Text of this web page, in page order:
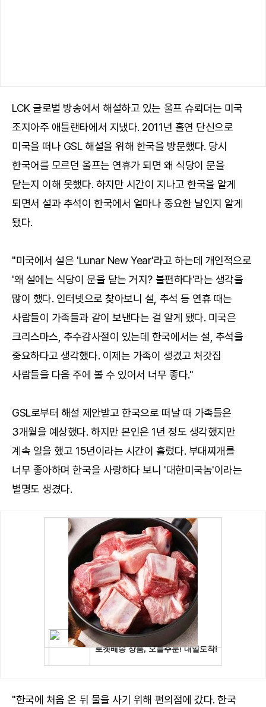
LCK 글로벌 방송에서 해설하고 있는 울프 슈뢰더는 미국
조지아주 애틀랜타에서 지냈다. 2011년 홀연 단신으로
미국을 떠나 GSL 해설을 위해 한국을 방문했다. 당시
한국어를 모르던 울프는 연휴가 되면 왜 식당이 문을
닫는지 이해 못했다. 하지만 시간이 지나고 한국을 알게
되면서 설과 추석이 한국에서 얼마나 중요한 날인지 알게
됐다.
"미국에서 설은 'Lunar New Year'라고 하는데 개인적으로
'왜 설에는 식당이 문을 닫는 거지? 불편하다'라는 생각을
많이 했다. 인터넷으로 찾아보니 설, 추석 등 연휴 때는
사람들이 가족들과 같이 보낸다는 걸 알게 됐다. 미국은
크리스마스, 추수감사절이 있는데 한국에서는 설, 추석을
중요하다고 생각했다. 이제는 가족이 생겼고 처갓집
사람들을 다음 주에 볼 수 있어서 너무 좋다."
GSL로부터 해설 제안받고 한국으로 떠날 때 가족들은
3개월을 예상했다. 하지만 본인은 1년 정도 생각했지만
계속 일을 했고 15년이라는 시간이 흘렀다. 부대찌개를
너무 좋아하며 한국을 사랑하다 보니 '대한미국놈'이라는
별명도 생겼다.
"한국에 처음 온 뒤 물을 사기 위해 편의점에 갔다. 한국